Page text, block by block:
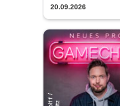
20.09.2026